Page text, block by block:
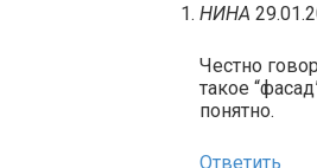
НИНА
Честно
такое
понятно.
Ответить